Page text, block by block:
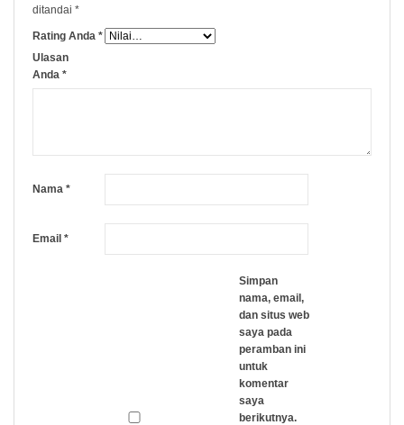
ditandai *
Rating Anda *
Ulasan
Anda *
Nama *
Email *
Simpan
nama, email,
dan situs web
saya pada
peramban ini
untuk
komentar
saya
berikutnya.